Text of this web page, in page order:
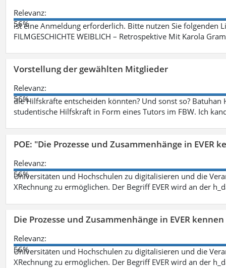
Relevanz:
56%
ist eine Anmeldung erforderlich. Bitte nutzen Sie folgenden
FILMGESCHICHTE WEIBLICH – Retrospektive Mit Karola
Vorstellung der gewählten Mitglieder
Relevanz:
56%
die Hilfskräfte entscheiden könnten? Und sonst so?
studentische Hilfskraft in Form eines Tutors im FBW. Ich
POE: "Die Prozesse und Zusammenhänge in EVER
Relevanz:
56%
Universitäten und Hochschulen zu digitalisieren und die
XRechnung zu ermöglichen. Der Begriff EVER wird an der
Die Prozesse und Zusammenhänge in EVER
Relevanz:
56%
Universitäten und Hochschulen zu digitalisieren und die
XRechnung zu ermöglichen. Der Begriff EVER wird an der